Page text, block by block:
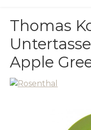
Thomas
Apple
Bildergalerie